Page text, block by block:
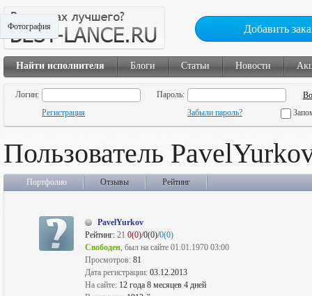
Добавить
Найти исполнителя Блоги Статьи Новости
Логин:
Пароль:
Регистрация
Забыли пароль?
Пользователь
Портфолио Отзывы Рейтинг
PavelYurkov
Рейтинг: 21 0(0)/0(0)/0(0)
Свободен, был на сайте 01.01.1970 03:00
Просмотров: 81
Дата регистрации: 03.12.2013
На сайте: 12 года 8 месяцев 4 дней
Фотография